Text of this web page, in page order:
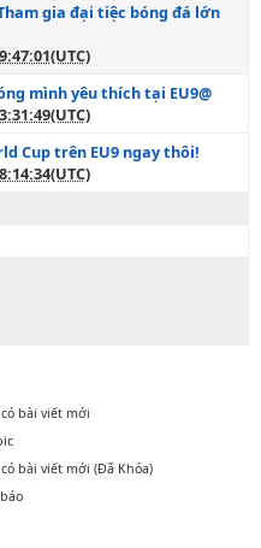
gia đại tiệc bóng đá lớn
mình yêu thích tại EU9@
Cup trên EU9 ngay thôi!
bài viết mới
bài viết mới (Đã Khóa)